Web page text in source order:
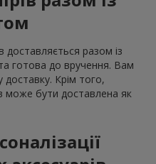
доставляється разом із
готова до вручення. Вам
Крім того,
може бути доставлена як